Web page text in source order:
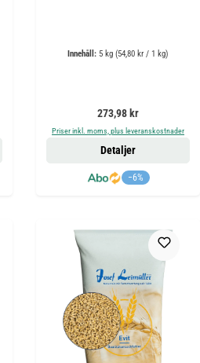
Innehåll: 5 kg (54,80 kr / 1 kg)
Ordinarie pris:
273,98 kr
Priser inkl. moms, plus leveranskostnader
−6%
Detaljer